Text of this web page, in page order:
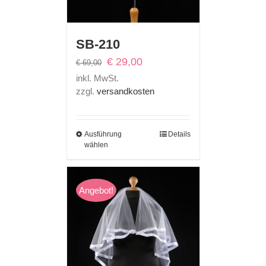
SB-210
€69,00
Ursprünglicher
Preis
€29,00Aktueller
inkl. MwSt.
zzgl. versandkosten
Ausführung
wählen
Details
Angebot!